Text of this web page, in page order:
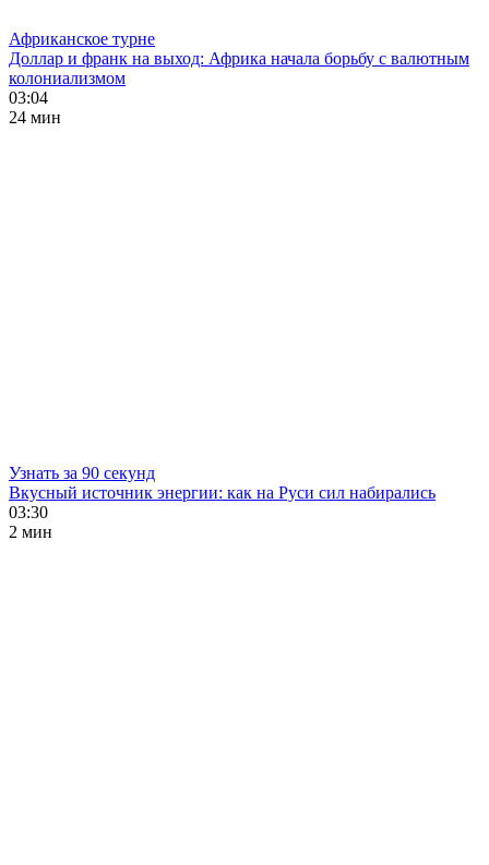
Африканское турне
Доллар и франк на выход: Африка начала борьбу с валютным
колониализмом
03:04
24 мин
Узнать за 90 секунд
Вкусный источник энергии: как на Руси сил набирались
03:30
2 мин